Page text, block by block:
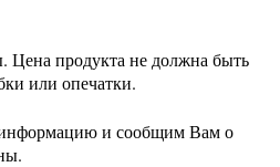
Цена продукта не должна быть
или опечатки.
и сообщим Вам о